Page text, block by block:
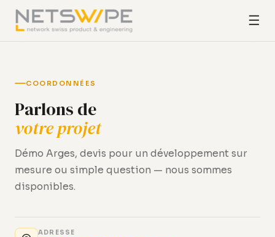
☰
COORDONNÉES
Parlons de
votre projet
Démo Arges, devis pour un développement sur
mesure ou simple question — nous sommes
disponibles.
ADRESSE